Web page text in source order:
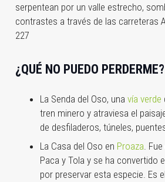
serpentean por un valle estrecho,
contrastes a través de las carreteras
227
¿QUÉ NO PUEDO PERDERME?
La Senda del Oso, una vía verde
tren minero y atraviesa el
de desfiladeros, túneles,
La Casa del Oso en Proaza.
Paca y Tola y se ha convertido
por preservar esta especie. Es